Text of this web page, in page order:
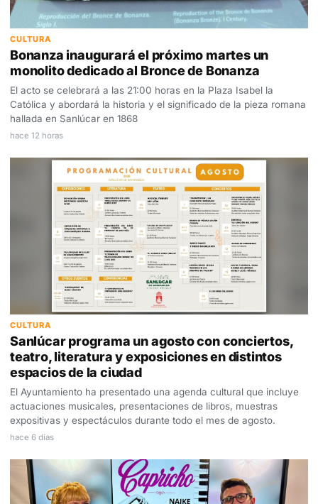
CULTURA
Bonanza inaugurará el próximo martes un
monolito dedicado al Bronce de Bonanza
El acto se celebrará a las 21:00 horas en la Plaza Isabel la
Católica y abordará la historia y el significado de la pieza romana
hallada en Sanlúcar en 1868
hace 12 horas
CULTURA
Sanlúcar programa un agosto con conciertos,
teatro, literatura y exposiciones en distintos
espacios de la ciudad
El Ayuntamiento ha presentado una agenda cultural que incluye
actuaciones musicales, presentaciones de libros, muestras
expositivas y espectáculos durante todo el mes de agosto.
hace 6 días